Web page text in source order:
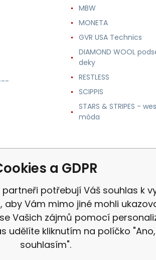
MBW
MONETA
GVR USA Technics
DIAMOND WOOL
deky
RESTLESS
SCIPPIS
STARS & STRIPES -
móda
a GDPR
potřebují Váš souhlas k
aby Vám mimo jiné mohli
Vašich zájmů pomocí
udělíte kliknutím na políčko "Ano,
souhlasím".